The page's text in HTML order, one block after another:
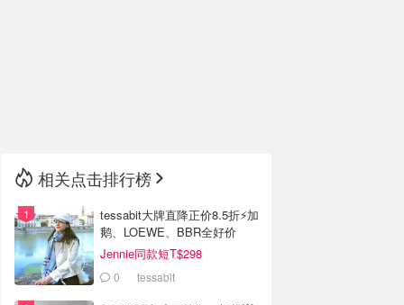
相关点击排行榜
tessabit大牌直降正价8.5折⚡加
鹅、LOEWE、BBR全好价
Jennie同款短T$298
0 tessabit